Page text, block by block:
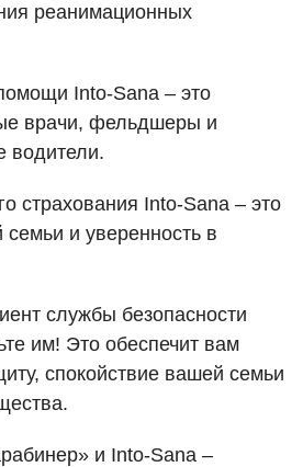
помощь
реанимационных
Into-Sana – это
врачи, фельдшеры и
водители.
страхования Into-Sana – это
и уверенность в
службы безопасности
им! Это обеспечит вам
спокойствие вашей семьи
и Into-Sana –